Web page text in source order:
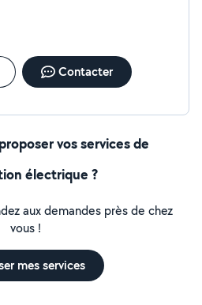
Contacter
vos services de
électrique ?
aux demandes près de chez
vous !
mes services